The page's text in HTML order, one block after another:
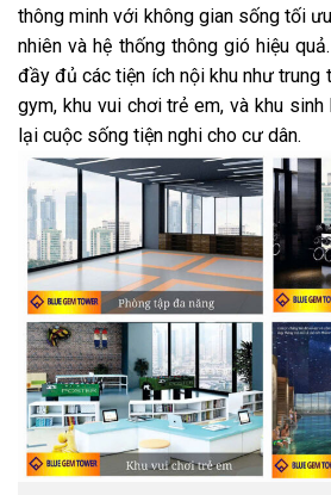
thông minh với không gian sống tối
nhiên và hệ thống thông gió hiệu
đầy đủ các tiện ích nội khu như trung
gym, khu vui chơi trẻ em, và khu
lại cuộc sống tiện nghi cho cư dân.